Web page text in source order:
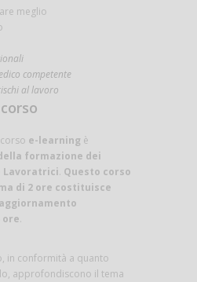
meglio
competente
al lavoro
e-learning è
formazione dei
Lavoratrici. Questo corso
di 2 ore costituisce
ore.
in conformità a quanto
approfondiscono il tema